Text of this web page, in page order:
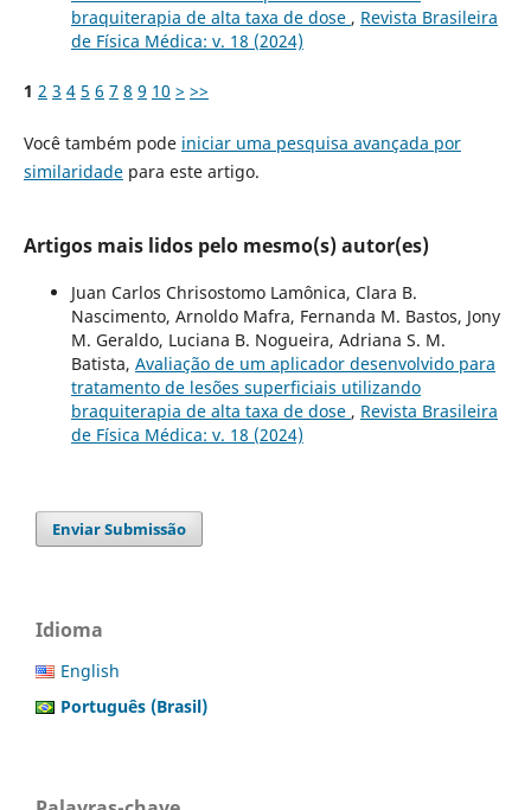
braquiterapia de alta taxa de dose , Revista Brasileira
de Física Médica: v. 18 (2024)
1 2 3 4 5 6 7 8 9 10 > >>
Você também pode iniciar uma pesquisa avançada por
similaridadepara este artigo.
Artigos mais lidos pelo mesmo(s) autor(es)
Juan Carlos Chrisostomo Lamônica, Clara B.
Nascimento, Arnoldo Mafra, Fernanda M. Bastos, Jony
M. Geraldo, Luciana B. Nogueira, Adriana S. M.
Batista, Avaliação de um aplicador desenvolvido para
tratamento de lesões superficiais utilizando
braquiterapia de alta taxa de dose , Revista Brasileira
de Física Médica: v. 18 (2024)
Enviar Submissão
Idioma
English
Português (Brasil)